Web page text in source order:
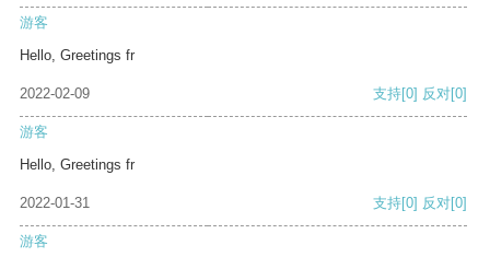
游客
Hello, Greetings fr
2022-02-09 支持[0] 反对[0]
游客
Hello, Greetings fr
2022-01-31 支持[0] 反对[0]
游客